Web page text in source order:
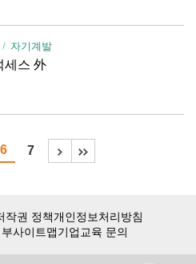
자기계발
세스 外
6 7
작권 정책개인정보처리방침
사이트맵기업교육 문의